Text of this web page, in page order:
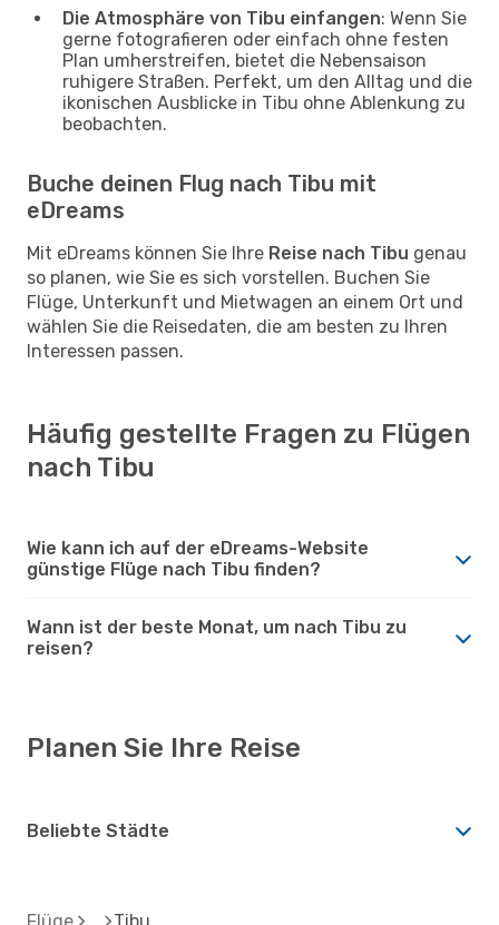
Die Atmosphäre von Tibu einfangen: Wenn Sie
gerne fotografieren oder einfach ohne festen
Plan umherstreifen, bietet die Nebensaison
ruhigere Straßen. Perfekt, um den Alltag und die
ikonischen Ausblicke in Tibu ohne Ablenkung zu
beobachten.
Buche deinen Flug nach Tibu mit
eDreams
Mit eDreams können Sie Ihre Reise nach Tibu genau
so planen, wie Sie es sich vorstellen. Buchen Sie
Flüge, Unterkunft und Mietwagen an einem Ort und
wählen Sie die Reisedaten, die am besten zu Ihren
Interessen passen.
Häufig gestellte Fragen zu Flügen
nach Tibu
Wie kann ich auf der eDreams-Website
günstige Flüge nach Tibu finden?
Wann ist der beste Monat, um nach Tibu zu
reisen?
Planen Sie Ihre Reise
Beliebte Städte